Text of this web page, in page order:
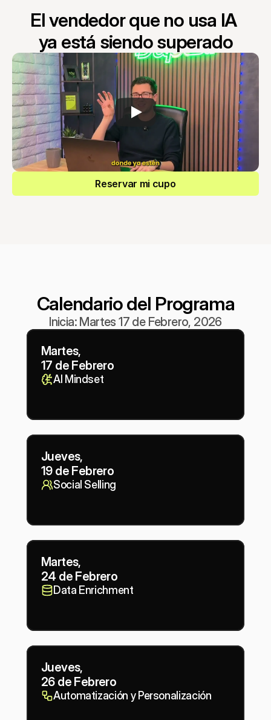
El vendedor que no usa IA
ya está siendo superado
Reservar mi cupo
Calendario del Programa
Inicia: Martes 17 de Febrero, 2026
Martes,
17 de Febrero
AI Mindset
Jueves,
19 de Febrero
Social Selling
Martes,
24 de Febrero
Data Enrichment
Jueves,
26 de Febrero
Automatización y Personalización